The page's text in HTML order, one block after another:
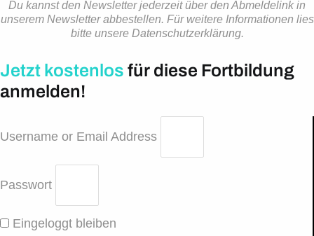
Du kannst den Newsletter jederzeit über den Abmeldelink in
unserem Newsletter abbestellen. Für weitere Informationen lies
bitte unsere Datenschutzerklärung.
Jetzt kostenlos für diese Fortbildung
anmelden!
Username or Email Address
Passwort
Eingeloggt bleiben